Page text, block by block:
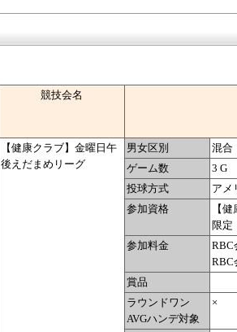
競技会名
【健康クラブ】金曜日午
後えだまめリーグ
男女区別
混合
ゲーム数
3 G
投球方式
アメ
参加資格
【
限定
参加料金
RBC
RBC
賞品
ラウンドワン
AVGハンデ対象
×